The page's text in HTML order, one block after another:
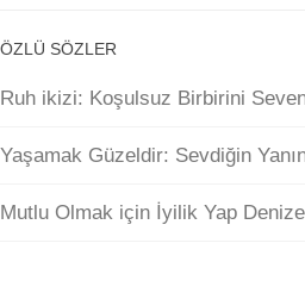
ÖZLÜ SÖZLER
Ruh ikizi: Koşulsuz Birbirini
Yaşamak Güzeldir: Sevdiğin
Mutlu Olmak için İyilik Yap